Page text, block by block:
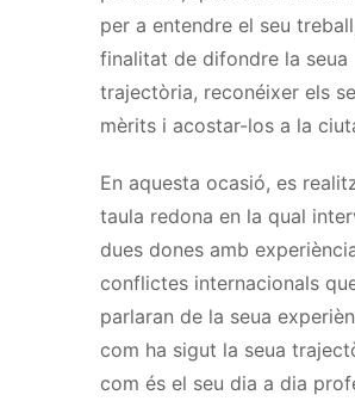
per a entendre el seu
finalitat de difondre la seua
trajectòria, reconéixer els
mèrits i acostar-los a la
En aquesta ocasió, es
taula redona en la qual
dues dones amb
conflictes internacionals
parlaran de la seua
com ha sigut la seua
com és el seu dia a dia